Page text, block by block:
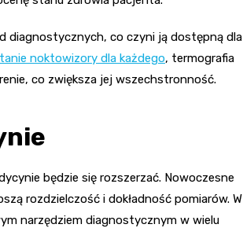
diagnostycznych, co czyni ją dostępną dla
tanie noktowizory dla każdego, termografia
co zwiększa jej wszechstronność.
będzie się rozszerzać. Nowoczesne
rozdzielczość i dokładność pomiarów. W
narzędziem diagnostycznym w wielu